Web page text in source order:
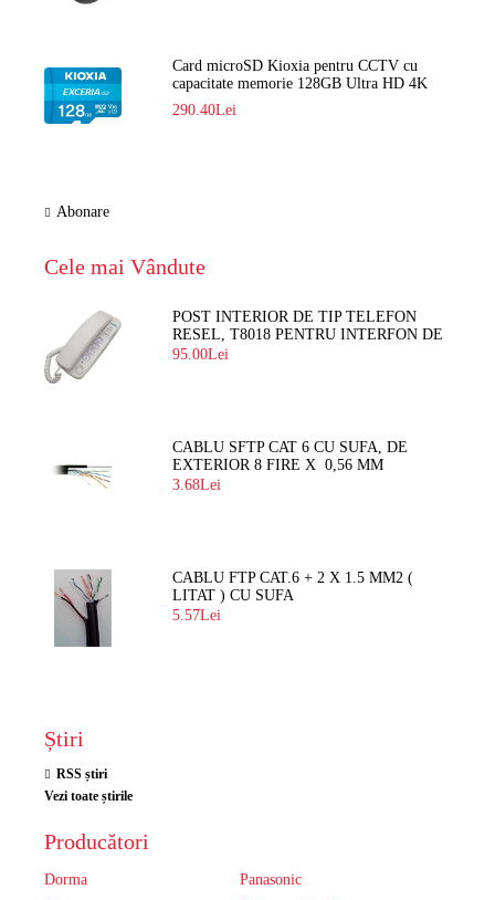
Card microSD Kioxia pentru CCTV cu
capacitate memorie 128GB Ultra HD 4K
LMEX2L128GG2
290.40Lei
Abonare
Cele mai Vândute
POST INTERIOR DE TIP TELEFON
RESEL, T8018 PENTRU INTERFON DE
BLOC
95.00Lei
CABLU SFTP CAT 6 CU SUFA, DE
EXTERIOR 8 FIRE X 0,56 MM
3.68Lei
CABLU FTP CAT.6 + 2 X 1.5 MM2 (
LITAT ) CU SUFA
5.57Lei
Știri
RSS știri
Vezi toate știrile
Producători
Dorma
Panasonic